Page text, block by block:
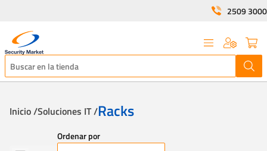
2509 3000
Inicio /Soluciones IT /Racks
Ordenar por